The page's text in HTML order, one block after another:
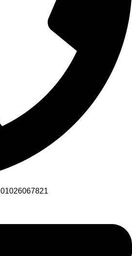
01026067821